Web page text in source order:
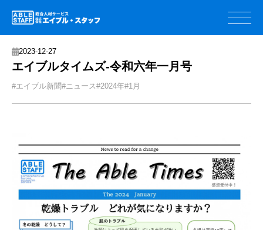
2023-12-27
エイブルタイムズ-令和六年一月号
#エイブル新聞#ニュース#2024年#1月